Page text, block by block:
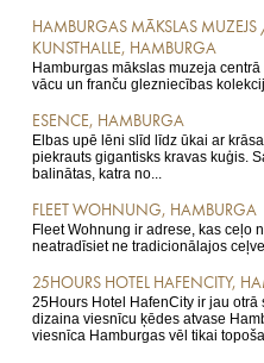
HAMBURGAS MĀKSLAS
KUNSTHALLE, HAMBURGA
Hamburgas mākslas muzeja
vācu un franču glezniecības
ESENCE, HAMBURGA
Elbas upē lēni slīd līdz ūkai ar
piekrauts gigantisks kravas kuģis.
balinātas, katra no...
FLEET WOHNUNG, HAMBURGA
Fleet Wohnung ir adrese, kas ceļo
neatradīsiet ne tradicionālajos
25HOURS HOTEL HAFENCITY,
25Hours Hotel HafenCity ir jau otrā
dizaina viesnīcu ķēdes atvase
viesnīca Hamburgas vēl tikai